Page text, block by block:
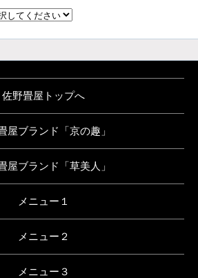
佐野畳屋トップへ
屋ブランド「京の趣」
屋ブランド「草美人」
メニュー１
メニュー２
メニュー３